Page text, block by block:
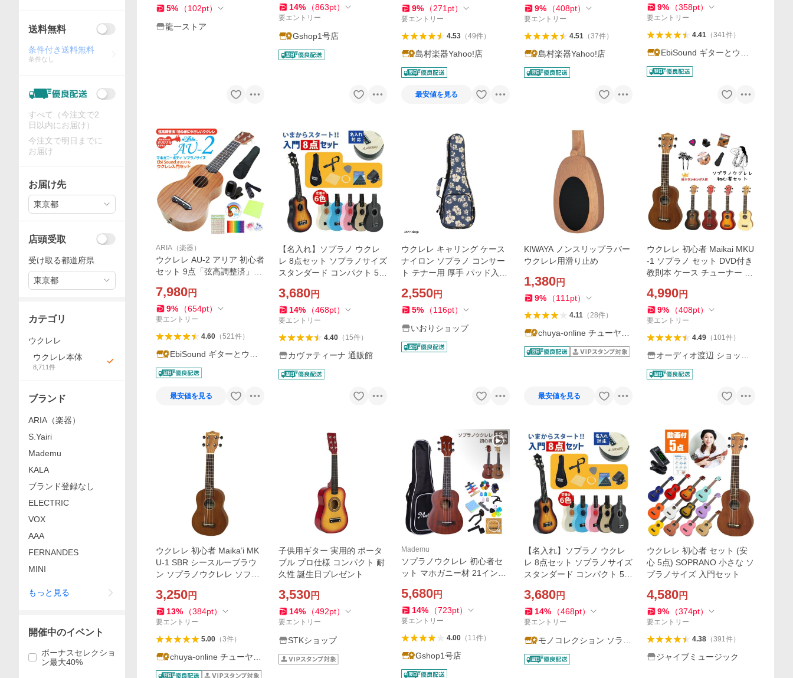
5% （102pt）
龍一ストア
ウクレレ 入門 練習 子供 学生
プレゼント ギフト
14% （863pt）
要エントリー
Gshop1号店
9% （271 pt）
要エントリー
4.53（49件）
島村楽器Yahoo!店
最安値を見る
9% （408pt）
要エントリー
4.51（37件）
島村楽器Yahoo!店
(u)9% （358pt）
要エントリー
4.41（341件）
EbiSound ギターとウク
レレのセット専門店
ARIA（楽器）
ウクレレ AU-2 アリア 初心者
セット 9点「弦高調整済」ソ
biSoundオリジナル)(エンド
ピン付)(u)
7,980円
9% （654pt）
要エントリー
4.60（521件）
EbiSound ギターとウク
レレのセット専門店
最安値を見る
【名入れ】ソプラノ ウクレ
レ 8点セット ソプラノサイズ
スタンダード コンパクト 54
ゼント 練習用 ギター
3,680円
14% （468pt）
要エントリー
4.40（ 15件）
カヴァティーナ 通販館
ウクレレ キャリング ケース
ナイロン ソプラノ コンサー
ト テナー用 厚手 パッド入り
2,550円
5% （116pt）
いおりショップ
KIWAYA ノンスリップラバー
ウクレレ用滑り止め
1,380円
9% （111 pt）
4.11（28件）
chuya-online チューヤオ
ンライン
最安値を見る
ウクレレ 初心者 Maikai MKU
-1 ソプラノ セット DVD付き
教則本 ケース チューナー ピ
ング1位獲得
4,990円
9% （408pt）
要エントリー
4.49（ 101件）
オーディオ渡辺 ショッピ
ング
ウクレレ 初心者 Maika’i MK
U-1 SBR シースルーブラウ
ン ソプラノウクレレ ソフト
3,250円
13% （384pt）
要エントリー
5.00（3件）
chuya-online チューヤオ
ンライン
子供用ギター 実用的 ポータ
ブル プロ仕様 コンパクト 耐
久性 誕生日プレゼント
3,530円
14% （492pt）
要エントリー
STKショップ
Mademu
ソプラノウクレレ 初心者セ
ット マホガニー材 21インチ
き mademu 入門 ウクレレ ソ
プラノ 練習 子供 学生 プレゼ
ント ギフト
5,680円
14% （723pt）
要エントリー
4.00（ 11件）
Gshop1号店
【名入れ】ソプラノ ウクレ
レ 8点セット ソプラノサイズ
スタンダード コンパクト 54
ゼント 練習用 ギター
3,680円
14% （468pt）
要エントリー
モノコレクション ソラー
ラ
ウクレレ 初心者 セット (安
心 5点) SOPRANO 小さな ソ
プラノサイズ 入門セット
4,580円
9% （374pt）
要エントリー
4.38（391件）
ジャイブミュージック
送料無料
条件付き送料無料
条件なし
すべて（今注文で2
日以内にお届け）
今注文で明日までに
お届け
お届け先
東京都
店頭受取
受け取る都道府県
東京都
カテゴリ
ウクレレ
ウクレレ本体
8,711件
ブランド
ARIA（楽器）
S.Yairi
Mademu
KALA
ブランド登録なし
ELECTRIC
VOX
AAA
FERNANDES
MINI
もっと見る
開催中のイベント
ボーナスセレクショ
ン最大40%